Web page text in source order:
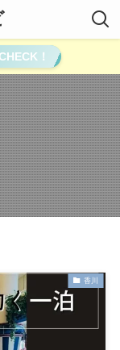
！
香川